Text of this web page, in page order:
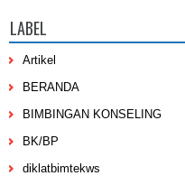
LABEL
Artikel
BERANDA
BIMBINGAN KONSELING
BK/BP
diklatbimtekws